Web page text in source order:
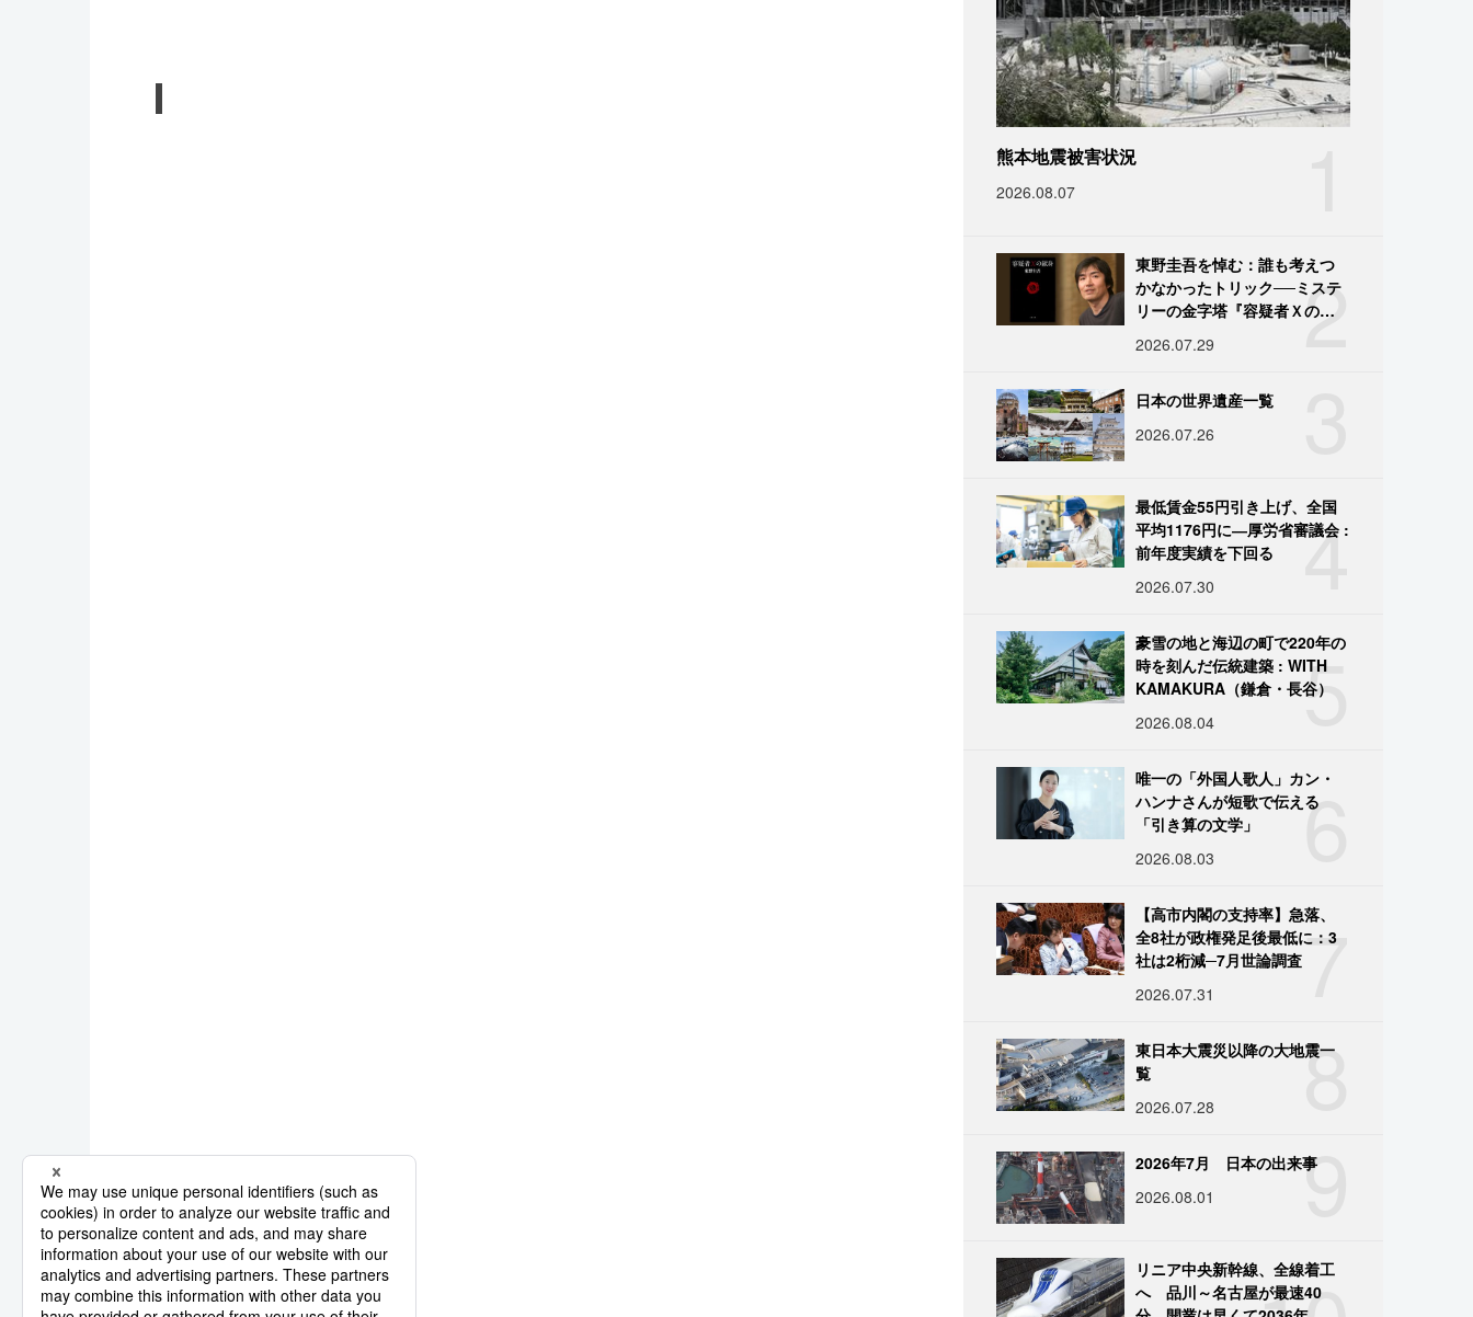
熊本地震被害状況
2026.08.07
2
東野圭吾を悼む：誰も考えつ
かなかったトリック──ミステ
リーの金字塔『容疑者Ｘの献
2026.07.29
日本の世界遺産一覧
2026.07.26
4
最低賃金55円引き上げ、全国
平均1176円に―厚労省審議会 :
前年度実績を下回る
2026.07.30
5
豪雪の地と海辺の町で220年の
時を刻んだ伝統建築 : WITH
KAMAKURA（鎌倉・長谷）
2026.08.04
6
唯一の「外国人歌人」カン・
ハンナさんが短歌で伝える
「引き算の文学」
2026.08.03
7
【高市内閣の支持率】急落、
全8社が政権発足後最低に：3
社は2桁減─7月世論調査
2026.07.31
8
東日本大震災以降の大地震一
覧
2026.07.28
9
2026年7月 日本の出来事
2026.08.01
リニア中央新幹線、全線着工
へ 品川～名古屋が最速40